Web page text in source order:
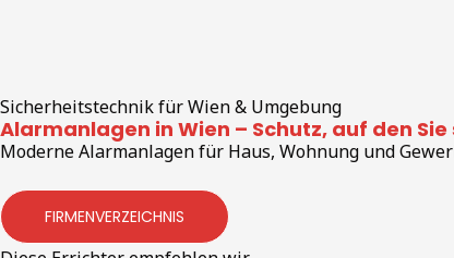
Sicherheitstechnik für Wien & Umgebung
Alarmanlagen in Wien – Schutz, auf den
Moderne Alarmanlagen für Haus, Wohnung und
FIRMENVERZEICHNIS